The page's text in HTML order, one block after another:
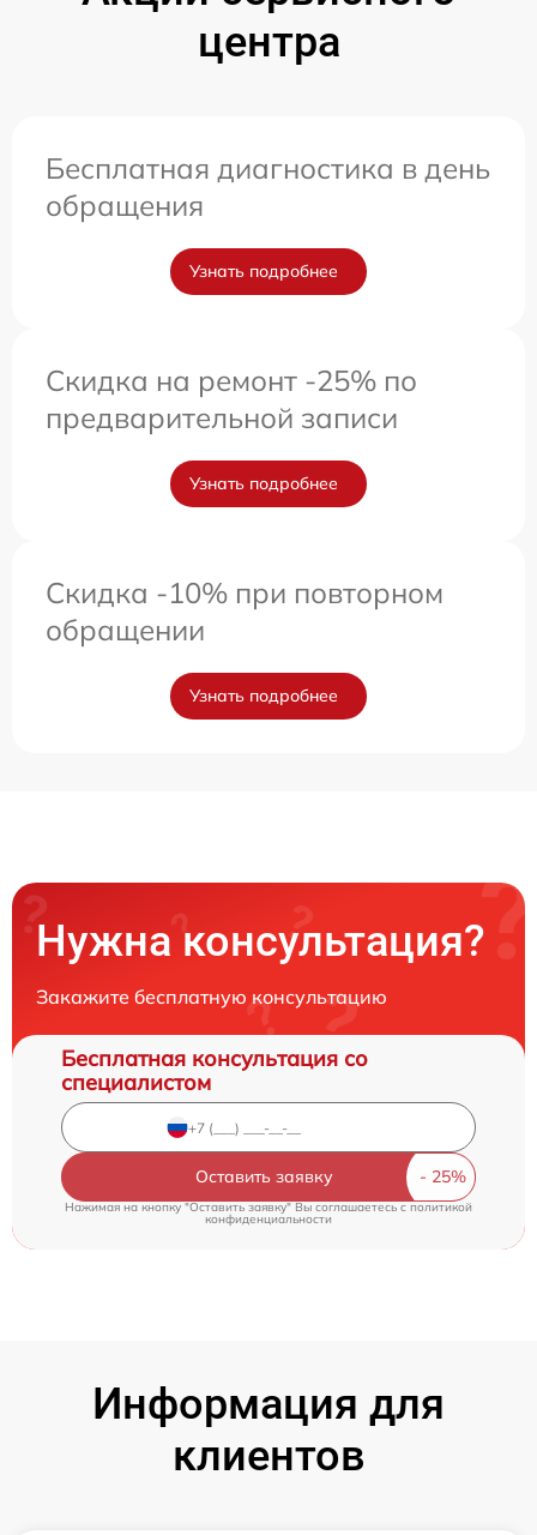
центра
Бесплатная диагностика в день
обращения
Узнать подробнее
Скидка на ремонт -25% по
предварительной записи
Узнать подробнее
Скидка -10% при повторном
обращении
Узнать подробнее
Нужна консультация?
Закажите бесплатную консультацию
Бесплатная консультация со
специалистом
Оставить заявку
Нажимая на кнопку "Оставить заявку" Вы соглашаетесь cполитикой
конфиденциальности
Информация для
клиентов